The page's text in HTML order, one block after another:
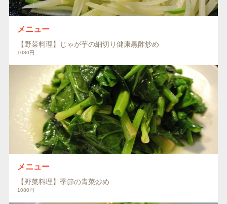
メニュー
【野菜料理】じゃが芋の細切り健康黒酢炒め
1080円
メニュー
【野菜料理】季節の青菜炒め
1080円